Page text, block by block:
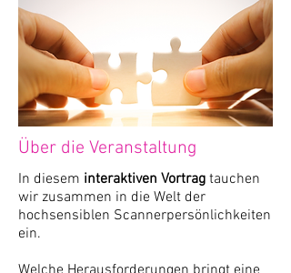
Über die Veranstaltung
In diesem interaktiven Vortrag tauchen
wir zusammen in die Welt der
hochsensiblen Scannerpersönlichkeiten
ein.